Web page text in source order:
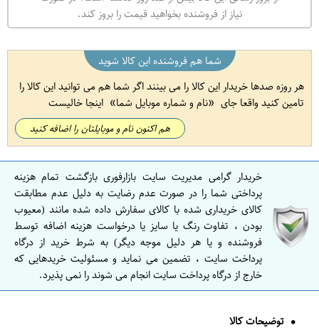
نیاز از فروشنده بخواهید قیمت را بروز کند.
شما هم فروشنده این کالا شوید
هر روزه صدها خریدار این کالا را می بینند اگر شما هم می توانید این کالا را
تامین کنید واقعا جای
نام و شماره موبایل شما اینجا خالیست
هم اکنون نام و موبایلتان را اضافه کنید
خریدار گرامی مدیریت سایت بازارفوری بازگشت تمام هزینه
پرداختی شما را در صورت عدم رضایت به دلیل عدم مطابقت
کالای خریداری شده با کالای سفارش داده شده مانند (معیوب
بودن ، تفاوت رنگ یا سایز یا درخواست هزینه اضافه توسط
فروشنده و یا هر دلیل موجه دیگر) به شرط خرید از درگاه
پرداخت سایت ، تضمین می نماید و مسئولیت خریدهایی که
خارج از درگاه پرداخت سایت انجام می شوند را نمی پذیرد.
توضیحات کالا